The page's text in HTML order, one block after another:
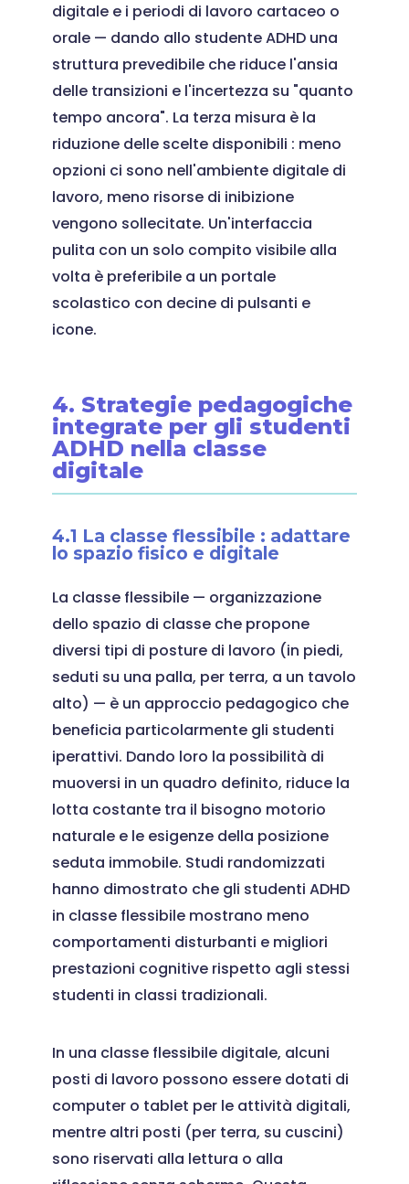
digitale e i periodi di lavoro cartaceo o
orale — dando allo studente ADHD una
struttura prevedibile che riduce l'ansia
delle transizioni e l'incertezza su "quanto
tempo ancora". La terza misura è la
riduzione delle scelte disponibili : meno
opzioni ci sono nell'ambiente digitale di
lavoro, meno risorse di inibizione
vengono sollecitate. Un'interfaccia
pulita con un solo compito visibile alla
volta è preferibile a un portale
scolastico con decine di pulsanti e
icone.
4. Strategie pedagogiche
integrate per gli studenti
ADHD nella classe
digitale
4.1 La classe flessibile : adattare
lo spazio fisico e digitale
La classe flessibile — organizzazione
dello spazio di classe che propone
diversi tipi di posture di lavoro (in piedi,
seduti su una palla, per terra, a un tavolo
alto) — è un approccio pedagogico che
beneficia particolarmente gli studenti
iperattivi. Dando loro la possibilità di
muoversi in un quadro definito, riduce la
lotta costante tra il bisogno motorio
naturale e le esigenze della posizione
seduta immobile. Studi randomizzati
hanno dimostrato che gli studenti ADHD
in classe flessibile mostrano meno
comportamenti disturbanti e migliori
prestazioni cognitive rispetto agli stessi
studenti in classi tradizionali.
In una classe flessibile digitale, alcuni
posti di lavoro possono essere dotati di
computer o tablet per le attività digitali,
mentre altri posti (per terra, su cuscini)
sono riservati alla lettura o alla